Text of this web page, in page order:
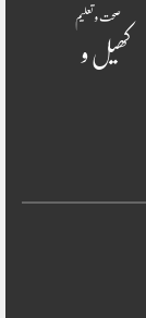
صحت و تعلیم
کھیل و